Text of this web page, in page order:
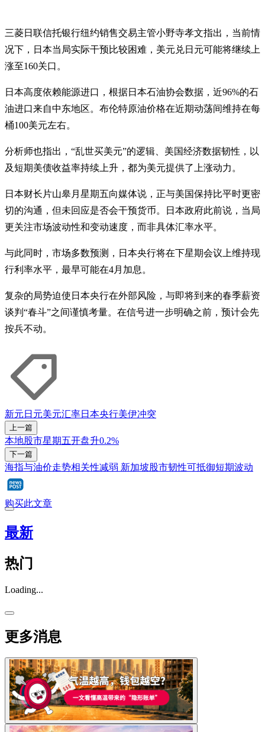
三菱日联信托银行纽约销售交易主管小野寺孝文指出，当前情
况下，日本当局实际干预比较困难，美元兑日元可能将继续上
涨至160关口。
日本高度依赖能源进口，根据日本石油协会数据，近96%的石
油进口来自中东地区。布伦特原油价格在近期动荡间维持在每
桶100美元左右。
分析师也指出，“乱世买美元”的逻辑、美国经济数据韧性，以
及短期美债收益率持续上升，都为美元提供了上涨动力。
日本财长片山皋月星期五向媒体说，正与美国保持比平时更密
切的沟通，但未回应是否会干预货币。日本政府此前说，当局
更关注市场波动性和变动速度，而非具体汇率水平。
与此同时，市场多数预测，日本央行将在下星期会议上维持现
行利率水平，最早可能在4月加息。
复杂的局势迫使日本央行在外部风险，与即将到来的春季薪资
谈判“春斗”之间谨慎考量。在信号进一步明确之前，预计会先
按兵不动。
新元 日元美元汇率日本央行美伊冲突
上一篇
本地股市星期五开盘升0.2%
下一篇
海指与油价走势相关性减弱 新加坡股市韧性可抵御短期波动
购买此文章
最新
热门
Loading...
更多消息